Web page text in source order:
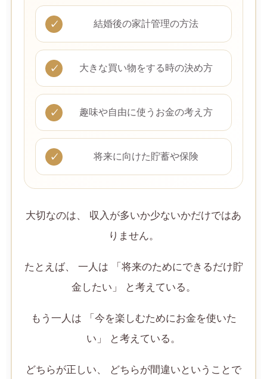
結婚後の家計管理の方法
大きな買い物をする時の決め方
趣味や自由に使うお金の考え方
将来に向けた貯蓄や保険
大切なのは、 収入が多いか少ないかだけではあ
りません。
たとえば、 一人は 「将来のためにできるだけ貯
金したい」 と考えている。
もう一人は 「今を楽しむためにお金を使いた
い」 と考えている。
どちらが正しい、 どちらが間違いということで